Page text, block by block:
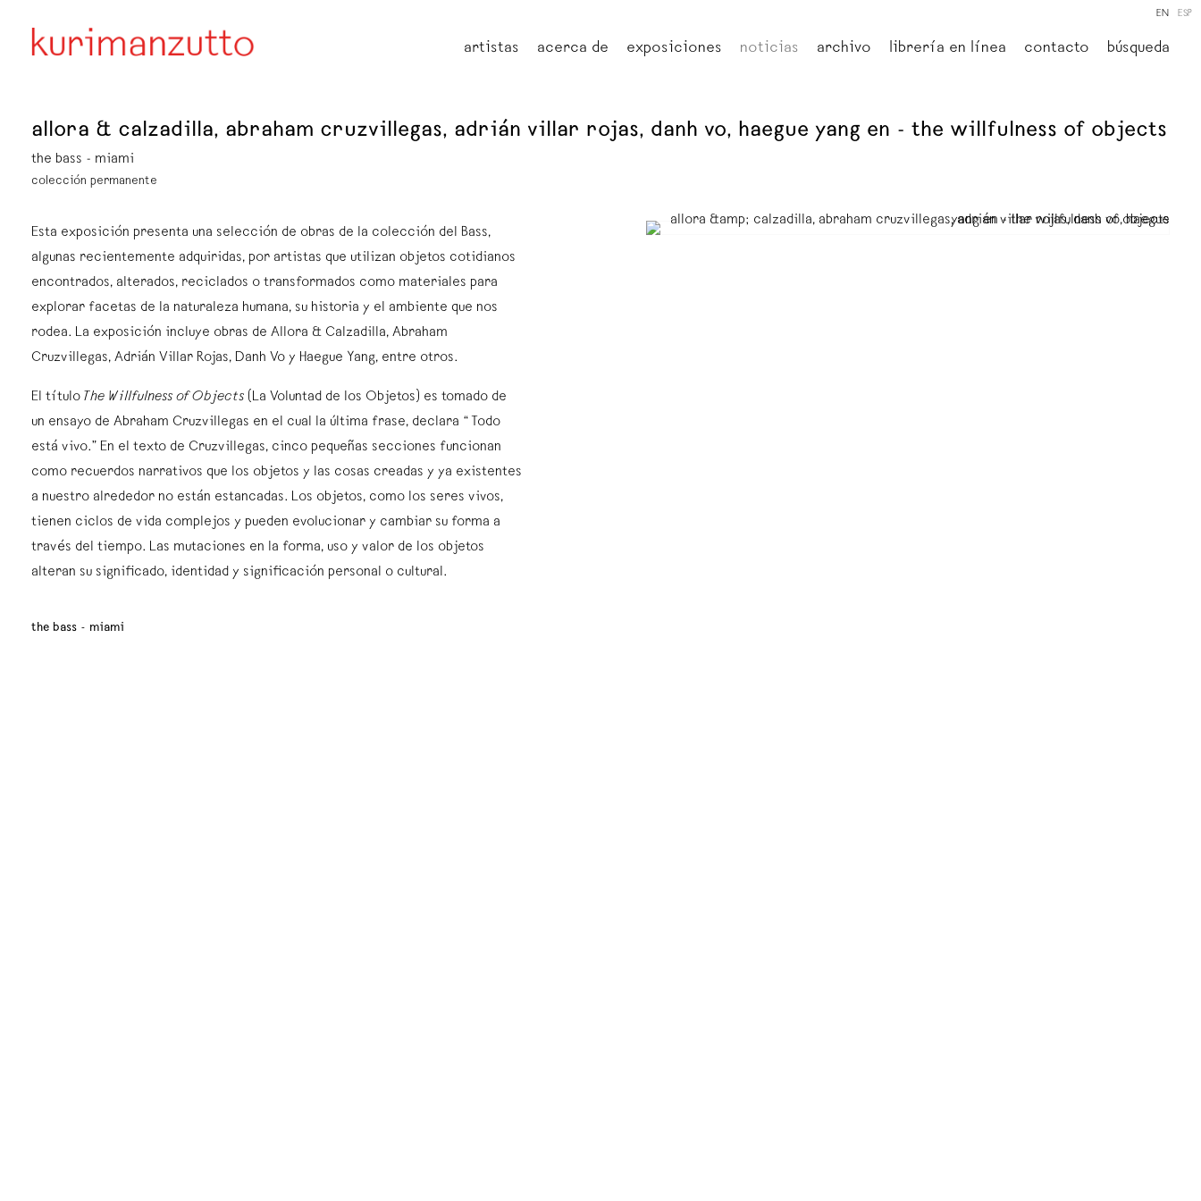
artistas acerca de exposiciones noticias archivo librería en línea contacto búsqueda
EN ESP
allora & calzadilla, abraham cruzvillegas, adrián villar rojas, danh vo, haegue yang en - the willfulness of objects
the bass - miami
colección permanente
Esta exposición presenta una selección de obras de la colección del Bass,
algunas recientemente adquiridas, por artistas que utilizan objetos cotidianos
encontrados, alterados, reciclados o transformados como materiales para
explorar facetas de la naturaleza humana, su historia y el ambiente que nos
rodea. La exposición incluye obras de Allora & Calzadilla, Abraham
Cruzvillegas, Adrián Villar Rojas, Danh Vo y Haegue Yang, entre otros.
El título The Willfulness of Objects (La Voluntad de los Objetos) es tomado de
un ensayo de Abraham Cruzvillegas en el cual la última frase, declara “Todo
está vivo.” En el texto de Cruzvillegas, cinco pequeñas secciones funcionan
como recuerdos narrativos que los objetos y las cosas creadas y ya existentes
a nuestro alrededor no están estancadas. Los objetos, como los seres vivos,
tienen ciclos de vida complejos y pueden evolucionar y cambiar su forma a
través del tiempo. Las mutaciones en la forma, uso y valor de los objetos
alteran su significado, identidad y significación personal o cultural.
the bass - miami